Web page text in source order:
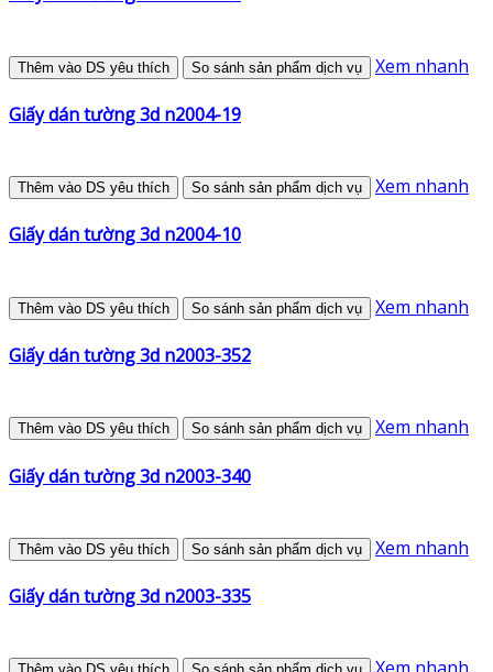
Thêm vào DS yêu thích So sánh sản phẩm dịch vụ Xem nhanh
Giấy dán tường 3d n2004-19
Thêm vào DS yêu thích So sánh sản phẩm dịch vụ Xem nhanh
Giấy dán tường 3d n2004-10
Thêm vào DS yêu thích So sánh sản phẩm dịch vụ Xem nhanh
Giấy dán tường 3d n2003-352
Thêm vào DS yêu thích So sánh sản phẩm dịch vụ Xem nhanh
Giấy dán tường 3d n2003-340
Thêm vào DS yêu thích So sánh sản phẩm dịch vụ Xem nhanh
Giấy dán tường 3d n2003-335